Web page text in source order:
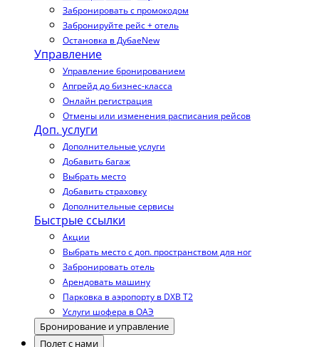
Забронировать с промокодом
Забронируйте рейс + отель
Остановка в ДубаеNew
Управление
Управление бронированием
Апгрейд до бизнес-класса
Онлайн регистрация
Отмены или изменения расписания рейсов
Доп. услуги
Дополнительные услуги
Добавить багаж
Выбрать место
Добавить страховку
Дополнительные сервисы
Быстрые ссылки
Акции
Выбрать место с доп. пространством для ног
Забронировать отель
Арендовать машину
Парковка в аэропорту в DXB T2
Услуги шофера в ОАЭ
Бронирование и управление
Полет с нами